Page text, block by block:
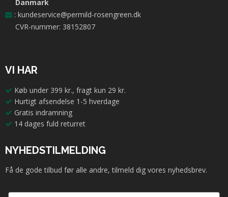
Danmark
: kundeservice@permild-rosengreen.dk
CVR-nummer: 38152807
VI HAR
Køb under 399 kr., fragt kun 29 kr.
Hurtigt afsendelse 1-5 hverdage
Gratis indramning
14 dages fuld returret
NYHEDSTILMELDING
Få de gode tilbud før alle andre, tilmeld dig vores nyhedsbrev.